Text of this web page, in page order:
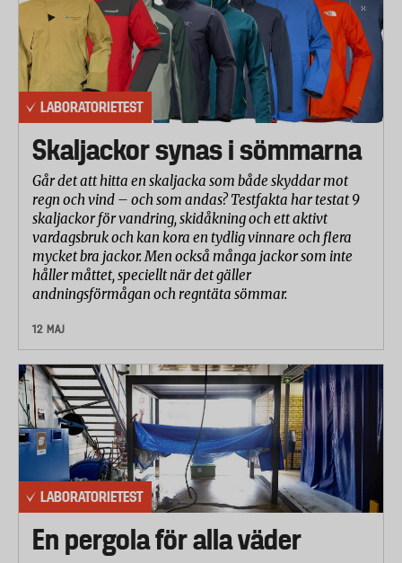
LABORATORIETEST
Skaljackor synas i sömmarna
Går det att hitta en skaljacka som både skyddar mot
regn och vind – och som andas? Testfakta har testat 9
skaljackor för vandring, skidåkning och ett aktivt
vardagsbruk och kan kora en tydlig vinnare och flera
mycket bra jackor. Men också många jackor som inte
håller måttet, speciellt när det gäller
andningsförmågan och regntäta sömmar.
12 MAJ
LABORATORIETEST
En pergola för alla väder